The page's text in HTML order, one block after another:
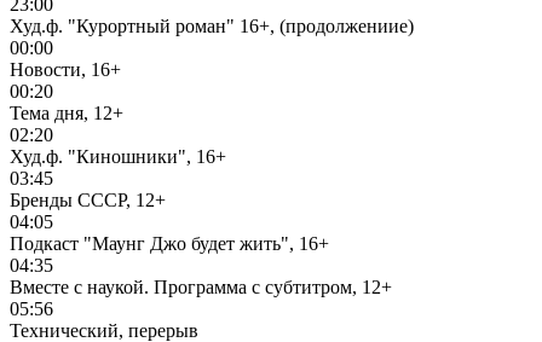
23:00
Худ.ф. "Курортный роман" 16+, (продолжениие)
00:00
Новости, 16+
00:20
Тема дня, 12+
02:20
Худ.ф. "Киношники", 16+
03:45
Бренды СССР, 12+
04:05
Подкаст "Маунг Джо будет жить", 16+
04:35
Вместе с наукой. Программа с субтитром, 12+
05:56
Технический, перерыв